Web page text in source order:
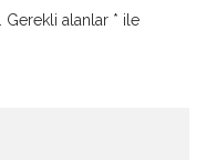
Gerekli alanlar * ile